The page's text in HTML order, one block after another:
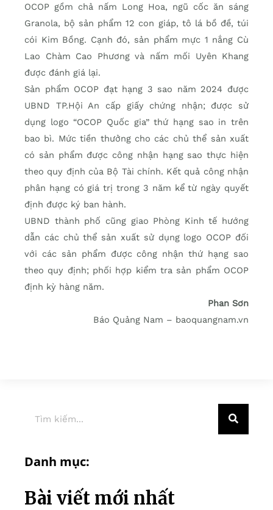
OCOP gồm chả nấm Long Hoa, ngũ cốc ăn sáng
Granola, bộ sản phẩm 12 con giáp, tô lá bồ đề, túi
cói Kim Bồng. Cạnh đó, sản phẩm mực 1 nắng Cù
Lao Chàm Cao Phương và nấm mối Uyên Khang
được đánh giá lại.
Sản phẩm OCOP đạt hạng 3 sao năm 2024 được
UBND TP.Hội An cấp giấy chứng nhận; được sử
dụng logo “OCOP Quốc gia” thứ hạng sao in trên
bao bì. Mức tiền thưởng cho các chủ thể sản xuất
có sản phẩm được công nhận hạng sao thực hiện
theo quy định của Bộ Tài chính. Kết quả công nhận
phân hạng có giá trị trong 3 năm kể từ ngày quyết
định được ký ban hành.
UBND thành phố cũng giao Phòng Kinh tế hướng
dẫn các chủ thể sản xuất sử dụng logo OCOP đối
với các sản phẩm được công nhận thứ hạng sao
theo quy định; phối hợp kiểm tra sản phẩm OCOP
định kỳ hàng năm.
Phan Sơn
Báo Quảng Nam – baoquangnam.vn
Danh mục:
Bài viết mới nhất